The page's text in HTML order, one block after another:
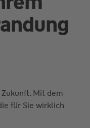
Mit dem
für Sie wirklich